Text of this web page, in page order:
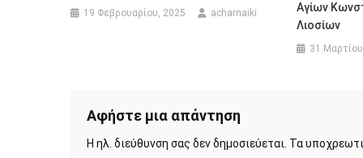
19 Φεβρουαρίου, 2025 acharnaiki
Αγίων
Λιοσίων
31
Αφήστε μια απάντηση
Η ηλ. διεύθυνση σας δεν δημοσιεύεται. Τα